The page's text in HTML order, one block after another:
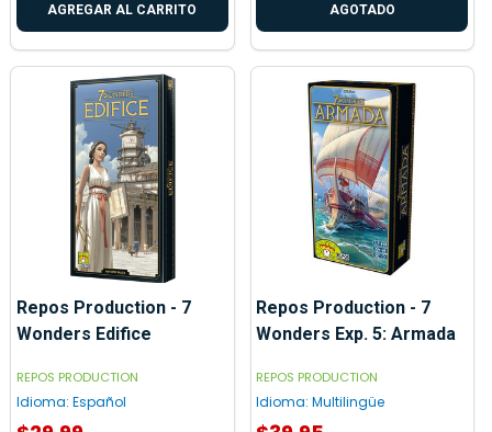
AGREGAR AL CARRITO AGOTADO
Repos Production - 7
Wonders Edifice
REPOS PRODUCTION
Idioma: Español
Repos Production - 7
Wonders Exp. 5: Armada
REPOS PRODUCTION
Idioma: Multilingüe